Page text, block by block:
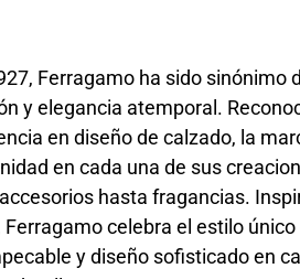
Ferragamo ha sido sinónimo
y elegancia atemporal.
en diseño de calzado, la
en cada una de sus
hasta fragancias.
celebra el estilo único
y diseño sofisticado en